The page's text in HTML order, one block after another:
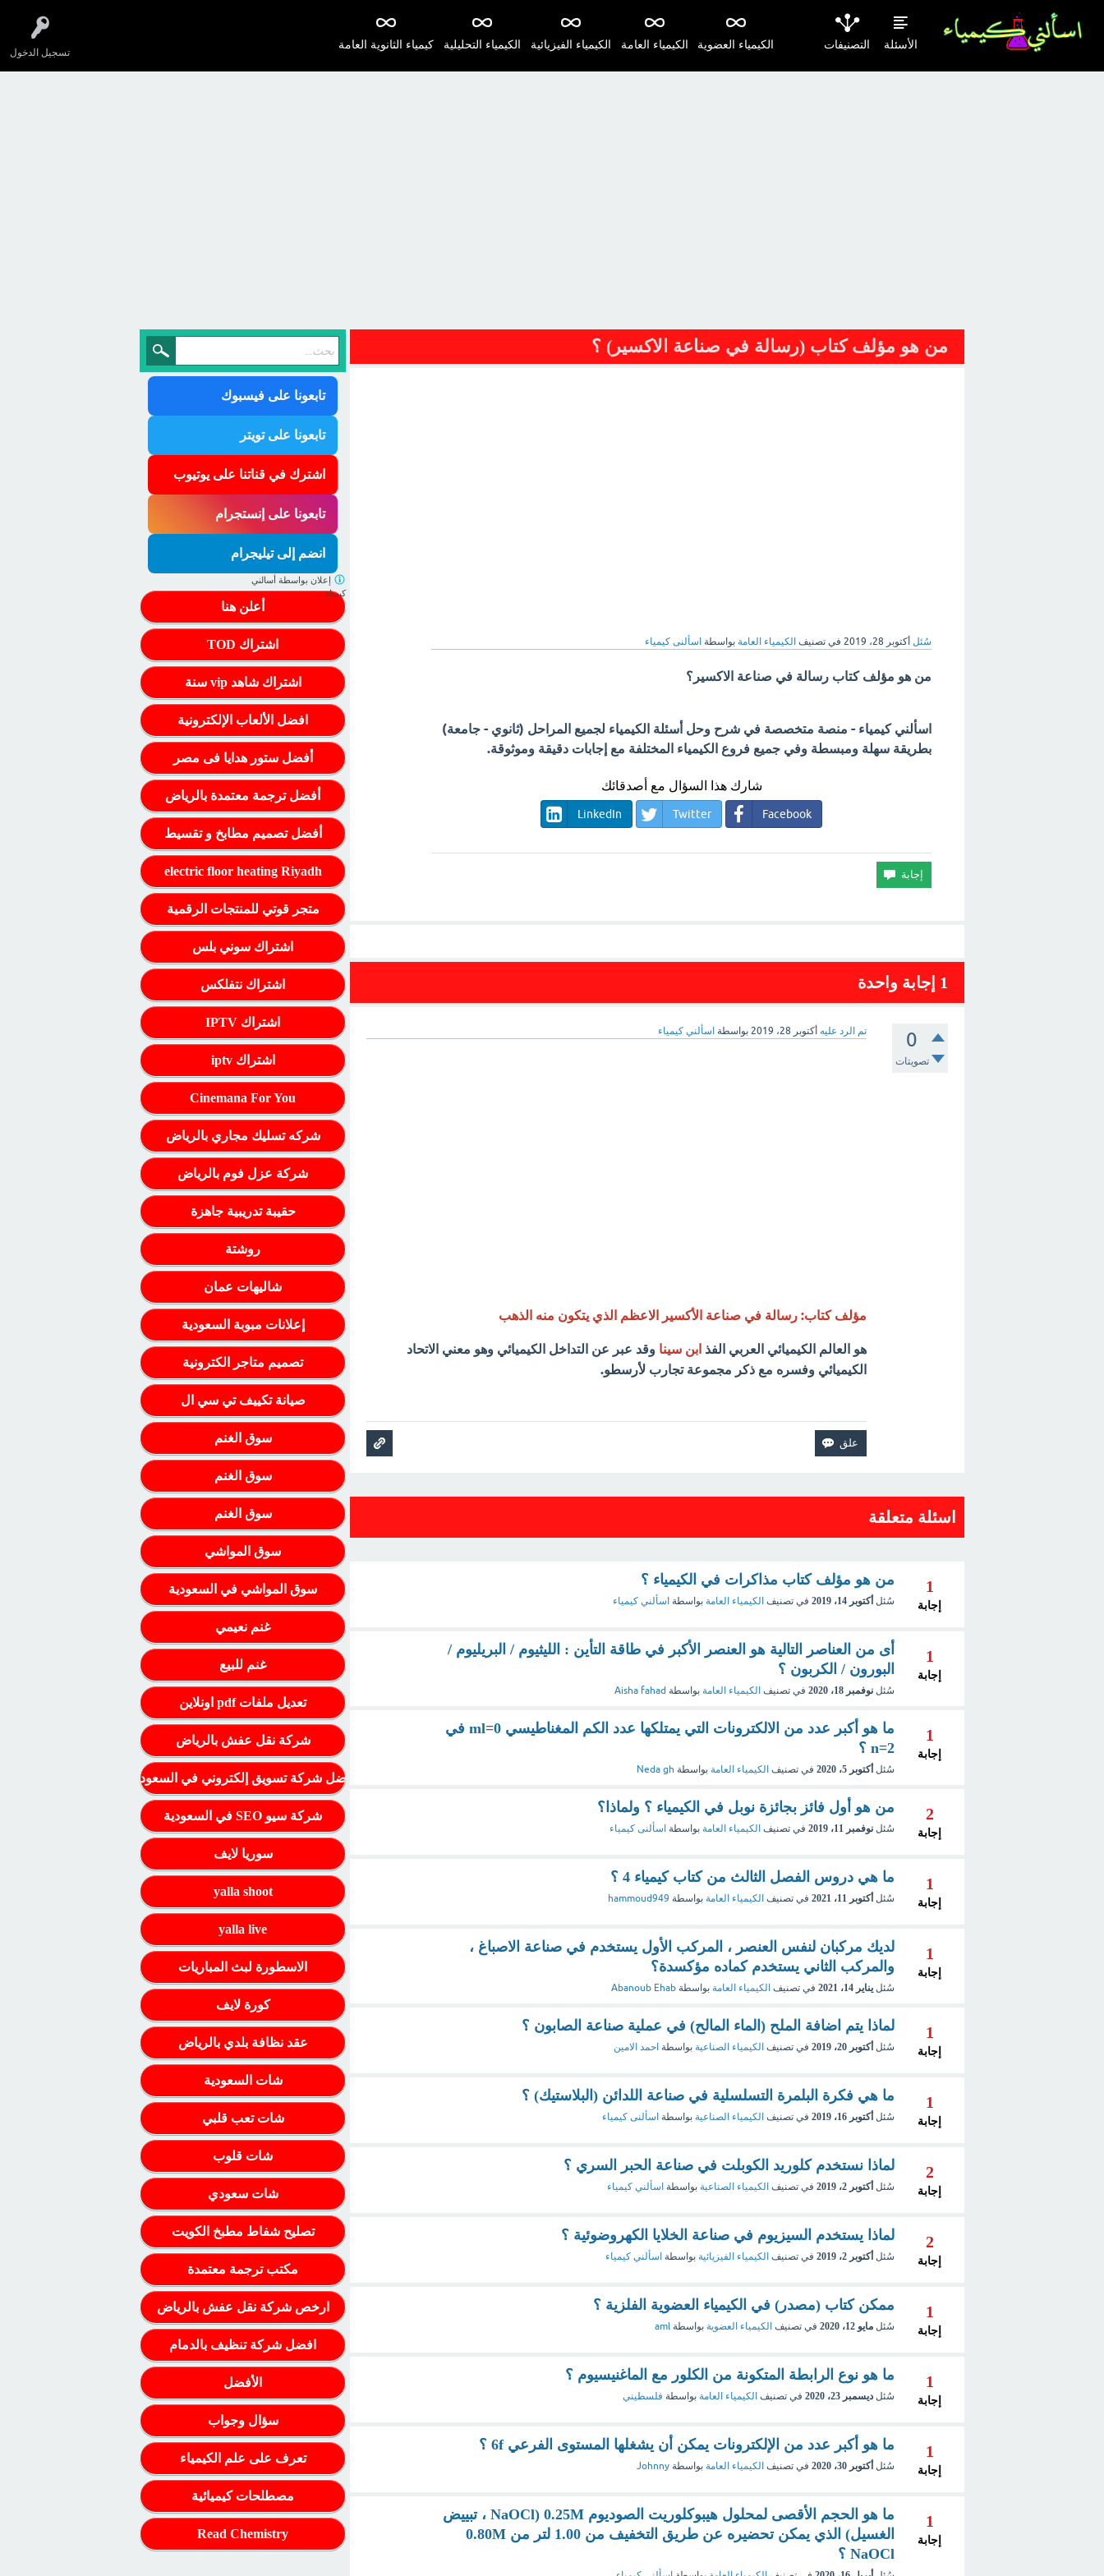
تسجيل الدخول
الأسئلة التصنيفات كيمياء الثانوية العامة الكيمياء التحليلية الكيمياء الفيزيائية الكيمياء العامة الكيمياء العضوية
من هو مؤلف كتاب (رسالة في صناعة الاكسير) ؟
سُئل أكتوبر 28، 2019 في تصنيف الكيمياء العامة بواسطة اسألنى كيمياء
من هو مؤلف كتاب رسالة في صناعة الاكسير؟
اسألني كيمياء - منصة متخصصة في شرح وحل أسئلة الكيمياء لجميع المراحل (ثانوي - جامعة)
بطريقة سهلة ومبسطة وفي جميع فروع الكيمياء المختلفة مع إجابات دقيقة وموثوقة.
شارك هذا السؤال مع أصدقائك
Facebook
Twitter
LinkedIn
1 إجابة واحدة
0
تصويتات
تم الرد عليه أكتوبر 28، 2019 بواسطة اسألني كيمياء
مؤلف كتاب: رسالة في صناعة الأكسير الاعظم الذي يتكون منه الذهب
هو العالم الكيميائي العربي الفذابن سيناوقد عبر عن التداخل الكيميائي وهو معني الاتحاد
الكيميائي وفسره مع ذكر مجموعة تجارب لأرسطو.
اسئلة متعلقة
1
إجابة
من هو مؤلف كتاب مذاكرات في الكيمياء ؟
سُئل أكتوبر 14، 2019 في تصنيف الكيمياء العامة بواسطة اسألني كيمياء
1
إجابة
أى من العناصر التالية هو العنصر الأكبر في طاقة التأين : الليثيوم / البريليوم /
البورون / الكربون ؟
سُئل نوفمبر 18، 2020 في تصنيف الكيمياء العامة بواسطة Aisha fahad
1
إجابة
ما هو أكبر عدد من الالكترونات التي يمتلكها عدد الكم المغناطيسي ml=0 في
n=2 ؟
سُئل أكتوبر 5، 2020 في تصنيف الكيمياء العامة بواسطة Neda gh
2
إجابة
من هو أول فائز بجائزة نوبل في الكيمياء ؟ ولماذا؟
سُئل نوفمبر 11، 2019 في تصنيف الكيمياء العامة بواسطة اسألنى كيمياء
1
إجابة
ما هي دروس الفصل الثالث من كتاب كيمياء 4 ؟
سُئل أكتوبر 11، 2021 في تصنيف الكيمياء العامة بواسطة hammoud949
1
إجابة
لديك مركبان لنفس العنصر ، المركب الأول يستخدم في صناعة الاصباغ ،
والمركب الثاني يستخدم كماده مؤكسدة؟
سُئل يناير 14، 2021 في تصنيف الكيمياء العامة بواسطة Abanoub Ehab
1
إجابة
لماذا يتم اضافة الملح (الماء المالح) في عملية صناعة الصابون ؟
سُئل أكتوبر 20، 2019 في تصنيف الكيمياء الصناعية بواسطة احمد الامين
1
إجابة
ما هي فكرة البلمرة التسلسلية في صناعة اللدائن (البلاستيك) ؟
سُئل أكتوبر 16، 2019 في تصنيف الكيمياء الصناعية بواسطة اسألنى كيمياء
2
إجابة
لماذا نستخدم كلوريد الكوبلت في صناعة الحبر السري ؟
سُئل أكتوبر 2، 2019 في تصنيف الكيمياء الصناعية بواسطة اسألني كيمياء
2
إجابة
لماذا يستخدم السيزيوم في صناعة الخلايا الكهروضوئية ؟
سُئل أكتوبر 2، 2019 في تصنيف الكيمياء الفيزيائية بواسطة اسألني كيمياء
1
إجابة
ممكن كتاب (مصدر) في الكيمياء العضوية الفلزية ؟
سُئل مايو 12، 2020 في تصنيف الكيمياء العضوية بواسطة aml
1
إجابة
ما هو نوع الرابطة المتكونة من الكلور مع الماغنيسيوم ؟
سُئل ديسمبر 23، 2020 في تصنيف الكيمياء العامة بواسطة فلسطيني
1
إجابة
ما هو أكبر عدد من الإلكترونات يمكن أن يشغلها المستوى الفرعي 6f ؟
سُئل أكتوبر 30، 2020 في تصنيف الكيمياء العامة بواسطة Johnny
1
إجابة
ما هو الحجم الأقصى لمحلول هيبوكلوريت الصوديوم 0.25M (NaOCl ، تبييض
الغسيل) الذي يمكن تحضيره عن طريق التخفيف من 1.00 لتر من 0.80M
NaOCl ؟
تابعونا على فيسبوك
تابعونا على تويتر
اشترك في قناتنا على يوتيوب
تابعونا على إنستجرام
انضم إلى تيليجرام
أعلن هنا
اشتراك TOD
اشتراك شاهد vip سنة
افضل الألعاب الإلكترونية
أفضل ستور هدايا فى مصر
أفضل ترجمة معتمدة بالرياض
أفضل تصميم مطابخ و تقسيط
electric floor heating Riyadh
متجر قوتي للمنتجات الرقمية
اشتراك سوني بلس
اشتراك نتفلكس
اشتراك IPTV
اشتراك iptv
Cinemana For You
شركه تسليك مجاري بالرياض
شركة عزل فوم بالرياض
حقيبة تدريبية جاهزة
روشتة
شاليهات عمان
إعلانات مبوبة السعودية
تصميم متاجر الكترونية
صيانة تكييف تي سي ال
سوق الغنم
سوق الغنم
سوق الغنم
سوق المواشي
سوق المواشي في السعودية
غنم نعيمي
غنم للبيع
تعديل ملفات pdf اونلاين
شركة نقل عفش بالرياض
أفضل شركة تسويق إلكتروني في السعودية
شركة سيو SEO في السعودية
سوريا لايف
yalla shoot
yalla live
الاسطورة لبث المباريات
كورة لايف
عقد نظافة بلدي بالرياض
شات السعودية
شات تعب قلبي
شات قلوب
شات سعودي
تصليح شفاط مطبخ الكويت
مكتب ترجمة معتمدة
ارخص شركة نقل عفش بالرياض
افضل شركة تنظيف بالدمام
الأفضل
سؤال وجواب
تعرف على علم الكيمياء
مصطلحات كيميائية
Read Chemistry
إعلان بواسطة أسالني
كيمياء